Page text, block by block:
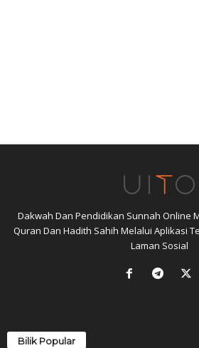
Dakwah Dan Pendidikan Sunnah Online
Quran Dan Hadith Sahih Melalui Aplikasi
Laman Sosial
Bilik Popular